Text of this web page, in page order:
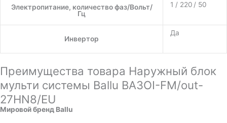
Электропитание, количество фаз/Вольт/
Гц
1 / 220 / 50
Инвертор
Да
Преимущества товара Наружный блок
мульти системы Ballu BA3OI-FM/out-
27HN8/EU
Мировой бренд Ballu